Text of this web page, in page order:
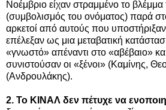
Νοέμβριο είχαν στραμμένο το
(συμβολισμός του ονόματος) παρά
αρκετοί από αυτούς που
επέλεξαν ως μια μεταβατική
«γνωστό» απέναντι στο «αβέβαιο»
συνιστούσαν οι «ξένοι» (Καμίνης,
(Ανδρουλάκης).
2. Το ΚΙΝΑΛ δεν πέτυχε να